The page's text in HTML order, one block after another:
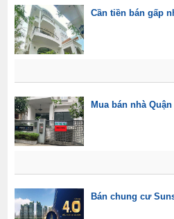
Cần tiền bán gấp
Mua bán nhà
Bán chung cư